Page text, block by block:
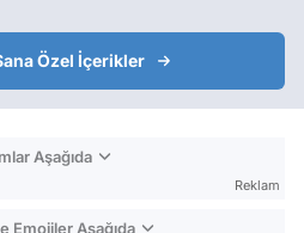
Özel İçerikler
Aşağıda
Reklam
Emojiler Aşağıda